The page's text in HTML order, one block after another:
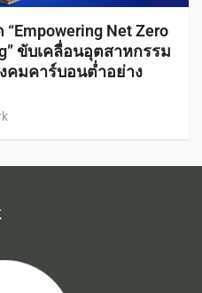
Net Zero
ขับเคลื่อนอุตสาหกรรม
คมคาร์บอนต่ำอย่าง